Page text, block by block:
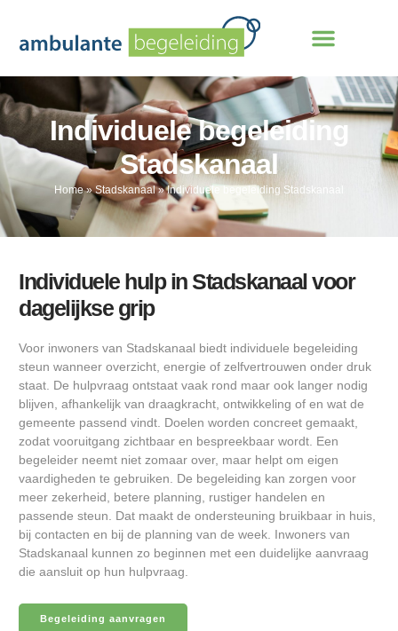
Individuele begeleiding
Stadskanaal
Home»Stadskanaal»Individuele begeleiding Stadskanaal
Individuele hulp in Stadskanaal voor
dagelijkse grip
Voor inwoners van Stadskanaal biedt individuele begeleiding
steun wanneer overzicht, energie of zelfvertrouwen onder druk
staat. De hulpvraag ontstaat vaak rond maar ook langer nodig
blijven, afhankelijk van draagkracht, ontwikkeling of en wat de
gemeente passend vindt. Doelen worden concreet gemaakt,
zodat vooruitgang zichtbaar en bespreekbaar wordt. Een
begeleider neemt niet zomaar over, maar helpt om eigen
vaardigheden te gebruiken. De begeleiding kan zorgen voor
meer zekerheid, betere planning, rustiger handelen en
passende steun. Dat maakt de ondersteuning bruikbaar in huis,
bij contacten en bij de planning van de week. Inwoners van
Stadskanaal kunnen zo beginnen met een duidelijke aanvraag
die aansluit op hun hulpvraag.
Begeleiding aanvragen